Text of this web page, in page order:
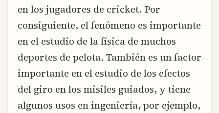
en los jugadores de cricket. Por
consiguiente, el fenómeno es importante
en el estudio de la física de muchos
deportes de pelota. También es un factor
importante en el estudio de los efectos
del giro en los misiles guiados, y tiene
algunos usos en ingeniería, por ejemplo,